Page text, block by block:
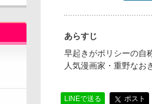
あらすじ
早起きがポリシーの自
人気漫画家・重野なお
LINEで送る ポスト